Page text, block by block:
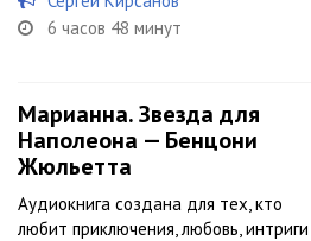
6 часов 48 минут
Марианна. Звезда для
Наполеона — Бенцони
Жюльетта
Аудиокнига создана для тех, кто
любит приключения, любовь, интриги